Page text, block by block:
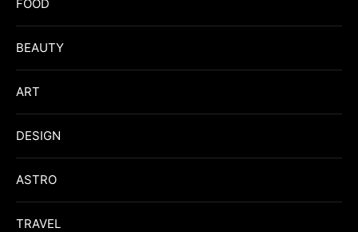
FOOD
BEAUTY
ART
DESIGN
ASTRO
TRAVEL